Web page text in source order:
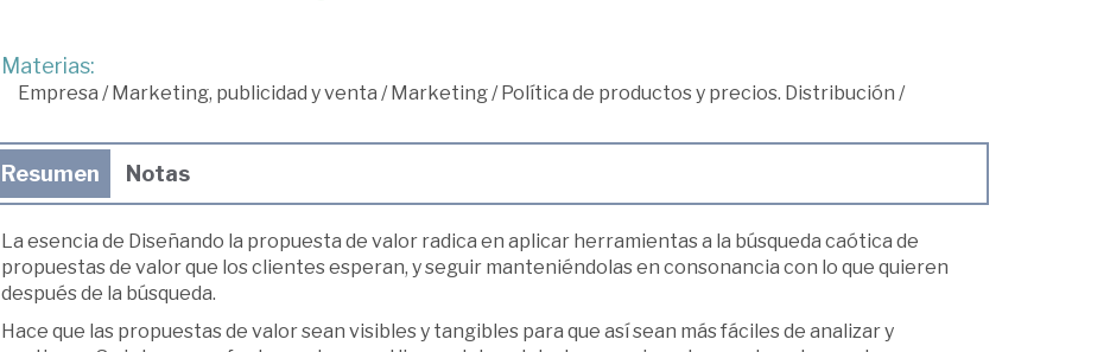
Materias:
Empresa /Marketing, publicidad y venta /Marketing/Política de productos y precios. Distribución /
Resumen Notas
La esencia de Diseñando la propuesta de valor radica en aplicar herramientas a la búsqueda caótica de
propuestas de valor que los clientes esperan, y seguir manteniéndolas en consonancia con lo que quieren
después de la búsqueda.
Hace que las propuestas de valor sean visibles y tangibles para que así sean más fáciles de analizar y